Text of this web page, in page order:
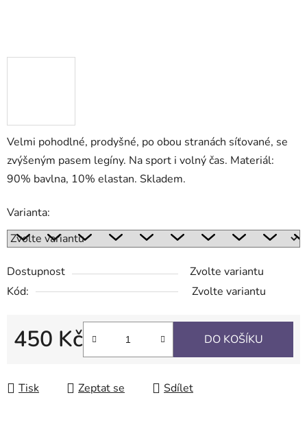
Velmi pohodlné, prodyšné, po obou stranách síťované, se
zvýšeným pasem legíny. Na sport i volný čas. Materiál:
90% bavlna, 10% elastan. Skladem.
Varianta:
Dostupnost
Zvolte variantu
Kód:
Zvolte variantu
450 Kč DO KOŠÍKU
Tisk Zeptat se Sdílet